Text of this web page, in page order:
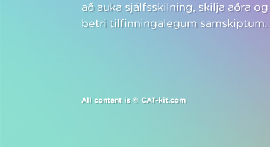
að auka sjálfsskilning, skilja aðra
betri tilfinningalegum samskiptum.
All content is © CAT-kit.com